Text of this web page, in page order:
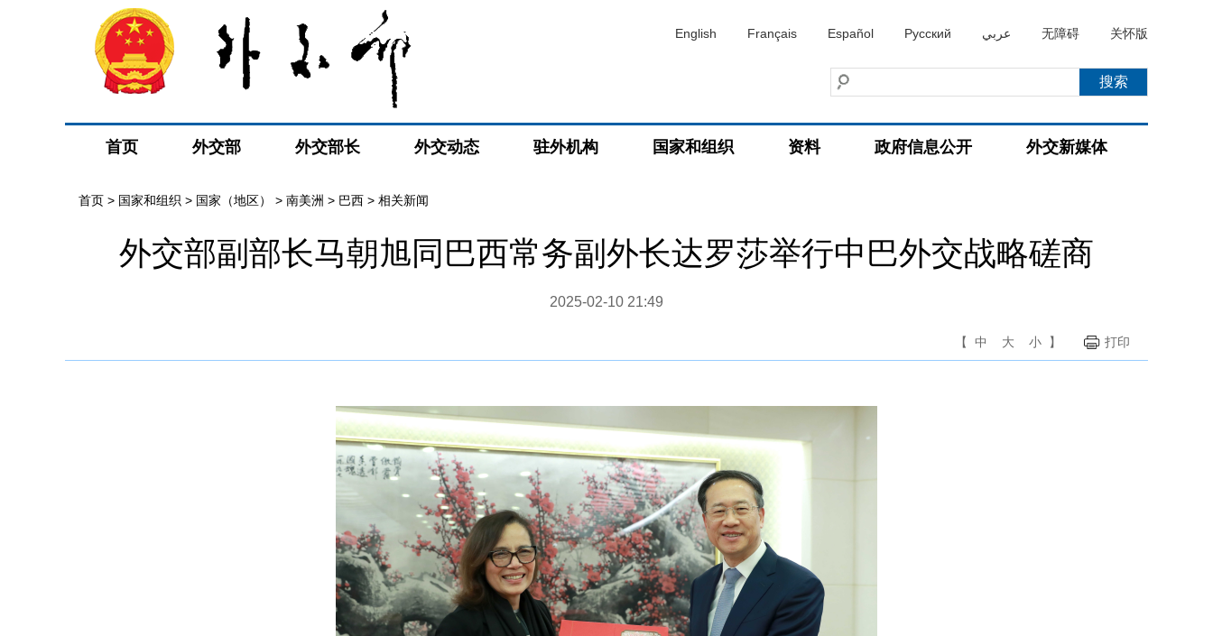
English Français Español Русский عربي 无障碍 关怀版
首页 外交部 外交部长 外交动态 驻外机构 国家和组织 资料 政府信息公开 外交新媒体
首页 > 国家和组织 > 国家（地区） > 南美洲 > 巴西 > 相关新闻
外交部副部长马朝旭同巴西常务副外长达罗莎举行中巴外交战略磋商
2025-02-10 21:49
【 中 大 小 】 打印